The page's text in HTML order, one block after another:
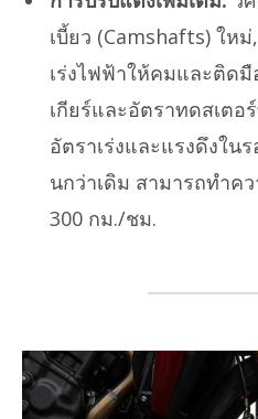
เบี้ยว (Camshafts) ให
เร่งไฟฟ้าให้คมและติด
เกียร์และอัตราทดสเตอ
อัตราเร่งและแรงดึงใน
นกว่าเดิม สามารถทำค
300 กม./ชม.